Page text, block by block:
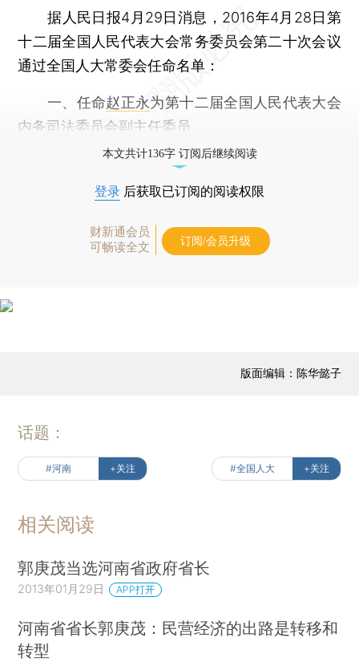
据人民日报4月29日消息，2016年4月28日第
十二届全国人民代表大会常务委员会第二十次会议
通过全国人大常委会任命名单：
一、任命赵正永为第十二届全国人民代表大会
内务司法委员会副主任委员。
本文共计136字 订阅后继续阅读
登录 后获取已订阅的阅读权限
财新通会员
可畅读全文
订阅/会员升级
版面编辑：陈华懿子
话题：
#河南 +关注 #全国人大 +关注
相关阅读
郭庚茂当选河南省政府省长
2013年01月29日 APP打开
河南省省长郭庚茂：民营经济的出路是转移和
转型